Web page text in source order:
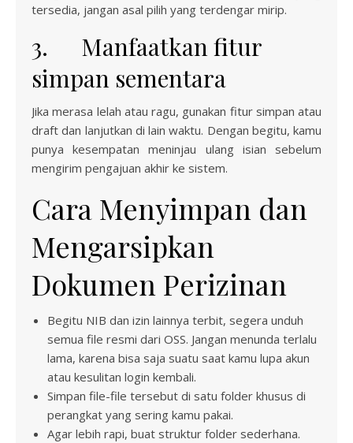
tersedia, jangan asal pilih yang terdengar mirip.
3. Manfaatkan fitur
simpan sementara
Jika merasa lelah atau ragu, gunakan fitur simpan atau
draft dan lanjutkan di lain waktu. Dengan begitu, kamu
punya kesempatan meninjau ulang isian sebelum
mengirim pengajuan akhir ke sistem.
Cara Menyimpan dan
Mengarsipkan
Dokumen Perizinan
Begitu NIB dan izin lainnya terbit, segera unduh
semua file resmi dari OSS. Jangan menunda terlalu
lama, karena bisa saja suatu saat kamu lupa akun
atau kesulitan login kembali.
Simpan file-file tersebut di satu folder khusus di
perangkat yang sering kamu pakai.
Agar lebih rapi, buat struktur folder sederhana.